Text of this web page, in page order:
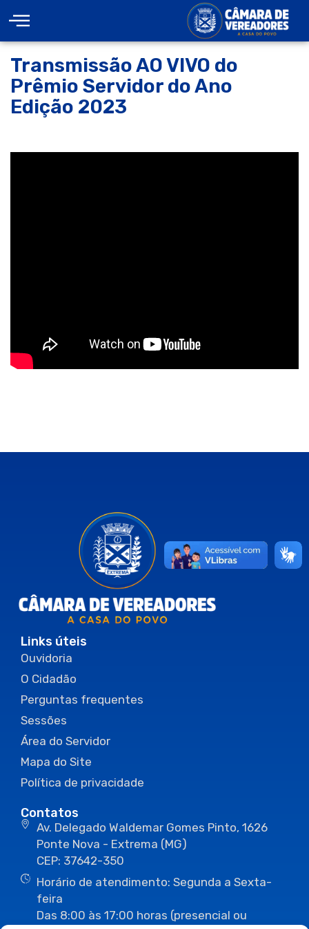
Transmissão AO VIVO do
Prêmio Servidor do Ano
Edição 2023
Links úteis
Ouvidoria
O Cidadão
Perguntas frequentes
Sessões
Área do Servidor
Mapa do Site
Política de privacidade
Contatos
Av. Delegado Waldemar Gomes Pinto, 1626
Ponte Nova - Extrema (MG)
CEP: 37642-350
Horário de atendimento: Segunda a Sexta-
feira
Das 8:00 às 17:00 horas (presencial ou